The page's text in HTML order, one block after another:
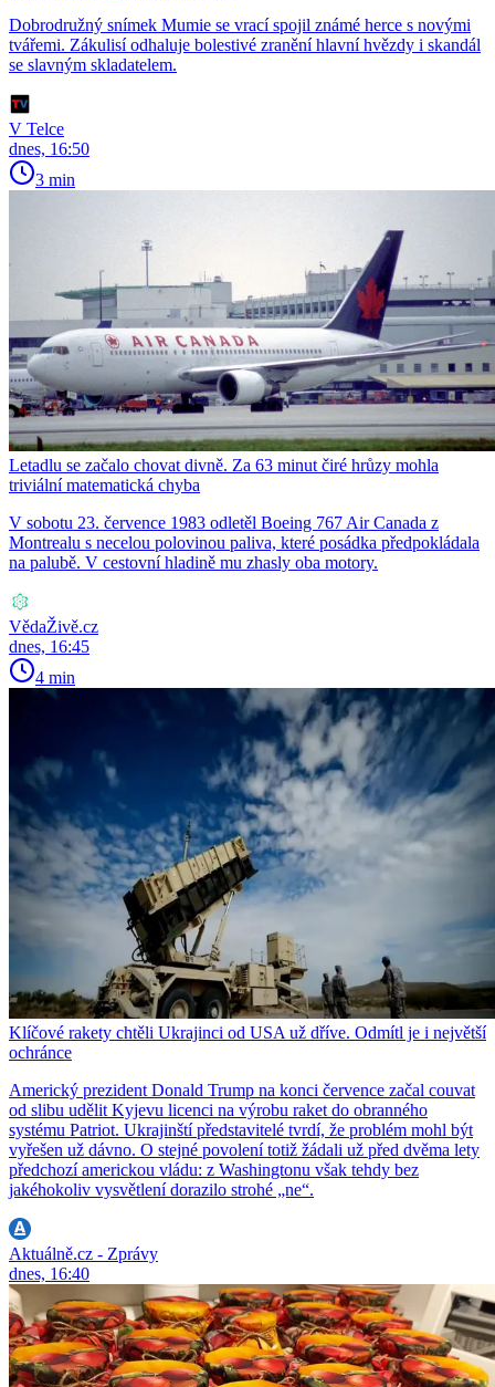
Dobrodružný snímek Mumie se vrací spojil známé herce s novými
tvářemi. Zákulisí odhaluje bolestivé zranění hlavní hvězdy i skandál
se slavným skladatelem.
V Telce
dnes, 16:50
3 min
Letadlu se začalo chovat divně. Za 63 minut čiré hrůzy mohla
triviální matematická chyba
V sobotu 23. července 1983 odletěl Boeing 767 Air Canada z
Montrealu s necelou polovinou paliva, které posádka předpokládala
na palubě. V cestovní hladině mu zhasly oba motory.
VědaŽivě.cz
dnes, 16:45
4 min
Klíčové rakety chtěli Ukrajinci od USA už dříve. Odmítl je i největší
ochránce
Americký prezident Donald Trump na konci července začal couvat
od slibu udělit Kyjevu licenci na výrobu raket do obranného
systému Patriot. Ukrajinští představitelé tvrdí, že problém mohl být
vyřešen už dávno. O stejné povolení totiž žádali už před dvěma lety
předchozí americkou vládu: z Washingtonu však tehdy bez
jakéhokoliv vysvětlení dorazilo strohé „ne“.
Aktuálně.cz - Zprávy
dnes, 16:40